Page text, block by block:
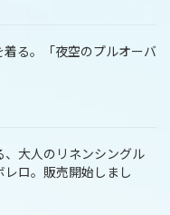
る。「夜空のプルオーバ
、大人のリネンシングル
ロ。販売開始しまし